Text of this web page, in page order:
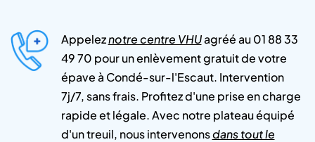
Appeleznotre centre VHUagréé au 01 88 33
49 70 pour un enlèvement gratuit de votre
épave à Condé-sur-l'Escaut. Intervention
7j/7, sans frais. Profitez d'une prise en charge
rapide et légale. Avec notre plateau équipé
d'un treuil, nous intervenonsdans tout le